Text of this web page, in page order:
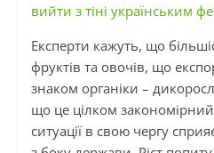
вийти з тіні українським
Експерти кажуть, що
фруктів та овочів, що
знаком органіки –
що це цілком
ситуації в свою чергу